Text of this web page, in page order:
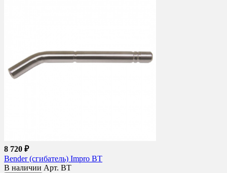
8 720 ₽
Bender (сгибатель) Impro BT
В наличии Арт. BT